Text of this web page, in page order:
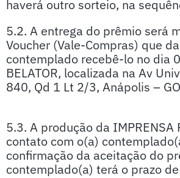
haverá outro sorteio, na
5.2. A entrega do prêmio será
Voucher (Vale-Compras) que
contemplado recebê-lo no dia
BELATOR, localizada na Av
840, Qd 1 Lt 2/3, Anápolis –
5.3. A produção da IMPRENSA
contato com o(a)
confirmação da aceitação do
contemplado(a) terá o prazo